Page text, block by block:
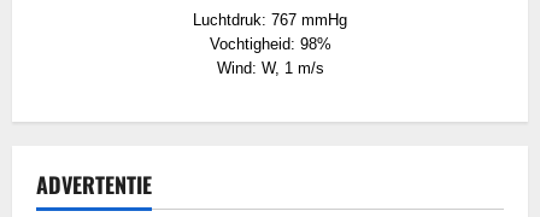
Luchtdruk: 767 mmHg
Vochtigheid: 98%
Wind: W, 1 m/s
ADVERTENTIE